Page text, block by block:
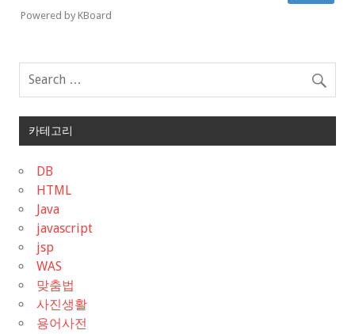
Powered by KBoard
카테고리
DB
HTML
Java
javascript
jsp
WAS
맞춤법
사진생활
용어사전